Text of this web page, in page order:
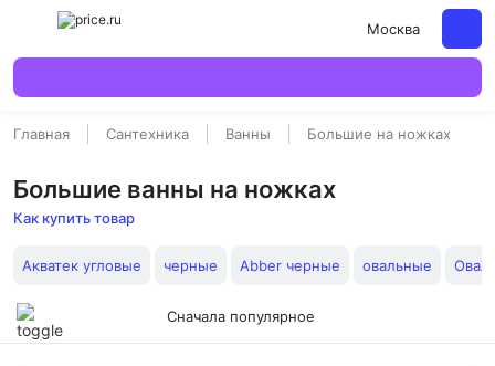
Москва
Главная Сантехника Ванны Большие на ножках
Большие ванны на ножках
Как купить товар
Акватек угловые черные Abber черные овальные
Сначала популярное